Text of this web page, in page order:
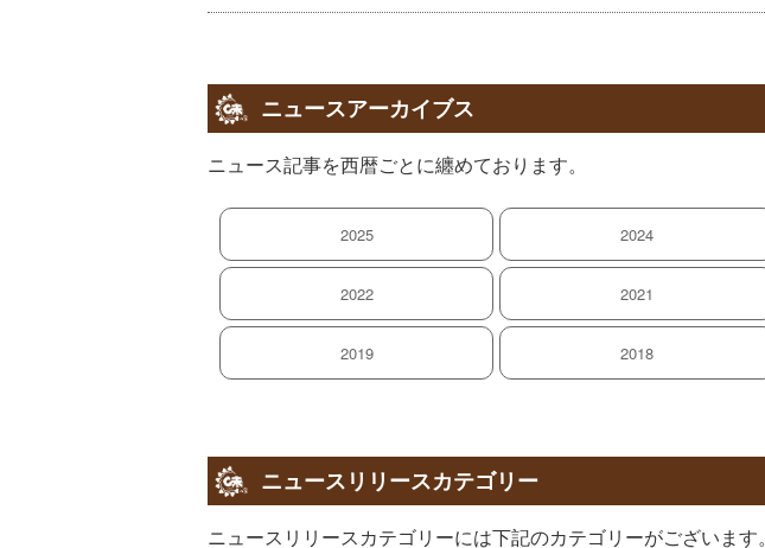
ニュースアーカイブス
ニュース記事を西暦ごとに纏めております。
2025 2024
2022 2021
2019 2018
ニュースリリースカテゴリー
ニュースリリースカテゴリーには下記のカテゴリーがございます。